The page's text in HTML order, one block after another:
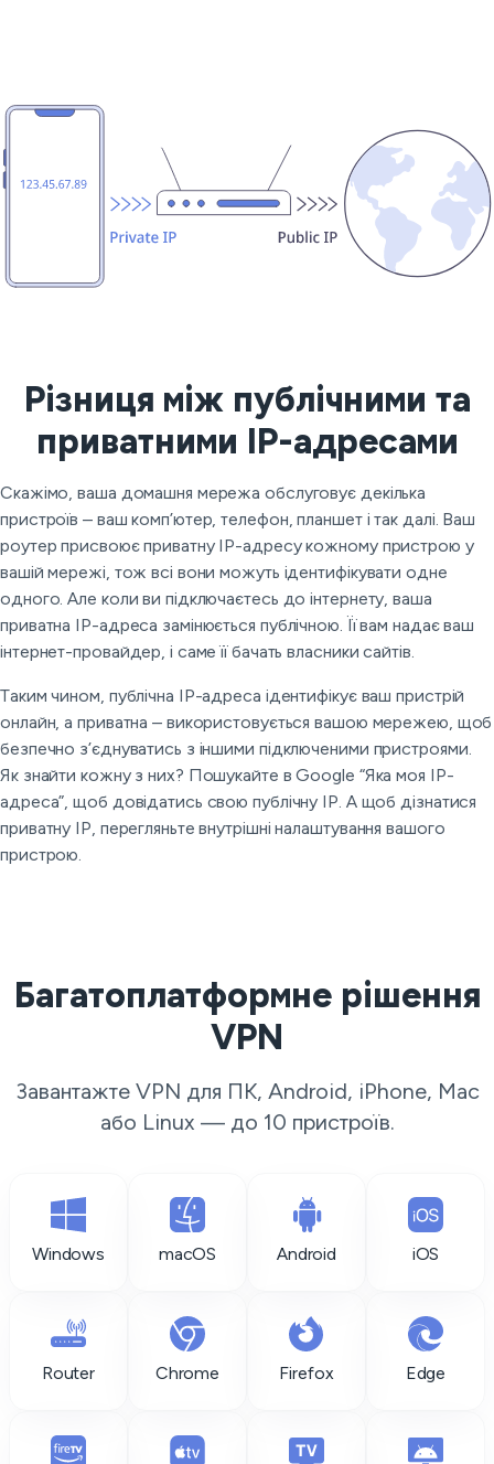
Різниця між публічними та
приватними IP-адресами
Скажімо, ваша домашня мережа обслуговує декілька
пристроїв – ваш комп’ютер, телефон, планшет і так далі. Ваш
роутер присвоює приватну IP-адресу кожному пристрою у
вашій мережі, тож всі вони можуть ідентифікувати одне
одного. Але коли ви підключаєтесь до інтернету, ваша
приватна IP-адреса замінюється публічною. Її вам надає ваш
інтернет-провайдер, і саме її бачать власники сайтів.
Таким чином, публічна IP-адреса ідентифікує ваш пристрій
онлайн, а приватна – використовується вашою мережею, щоб
безпечно з’єднуватись з іншими підключеними пристроями.
Як знайти кожну з них? Пошукайте в Google “Яка моя IP-
адреса”, щоб довідатись свою публічну IP. А щоб дізнатися
приватну IP, перегляньте внутрішні налаштування вашого
пристрою.
Багатоплатформне рішення
VPN
Завантажте VPN для ПК, Android, iPhone, Mac
або Linux — до 10 пристроїв.
Windows macOS Android iOS
Router Chrome Firefox Edge